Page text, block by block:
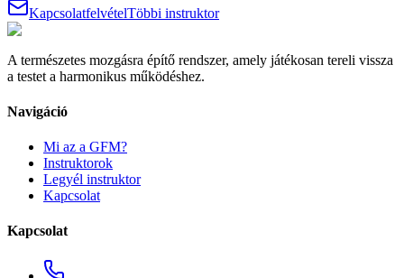
KapcsolatfelvételTöbbi instruktor
A természetes mozgásra építő rendszer, amely játékosan tereli vissza
a testet a harmonikus működéshez.
Navigáció
Mi az a GFM?
Instruktorok
Legyél instruktor
Kapcsolat
Kapcsolat